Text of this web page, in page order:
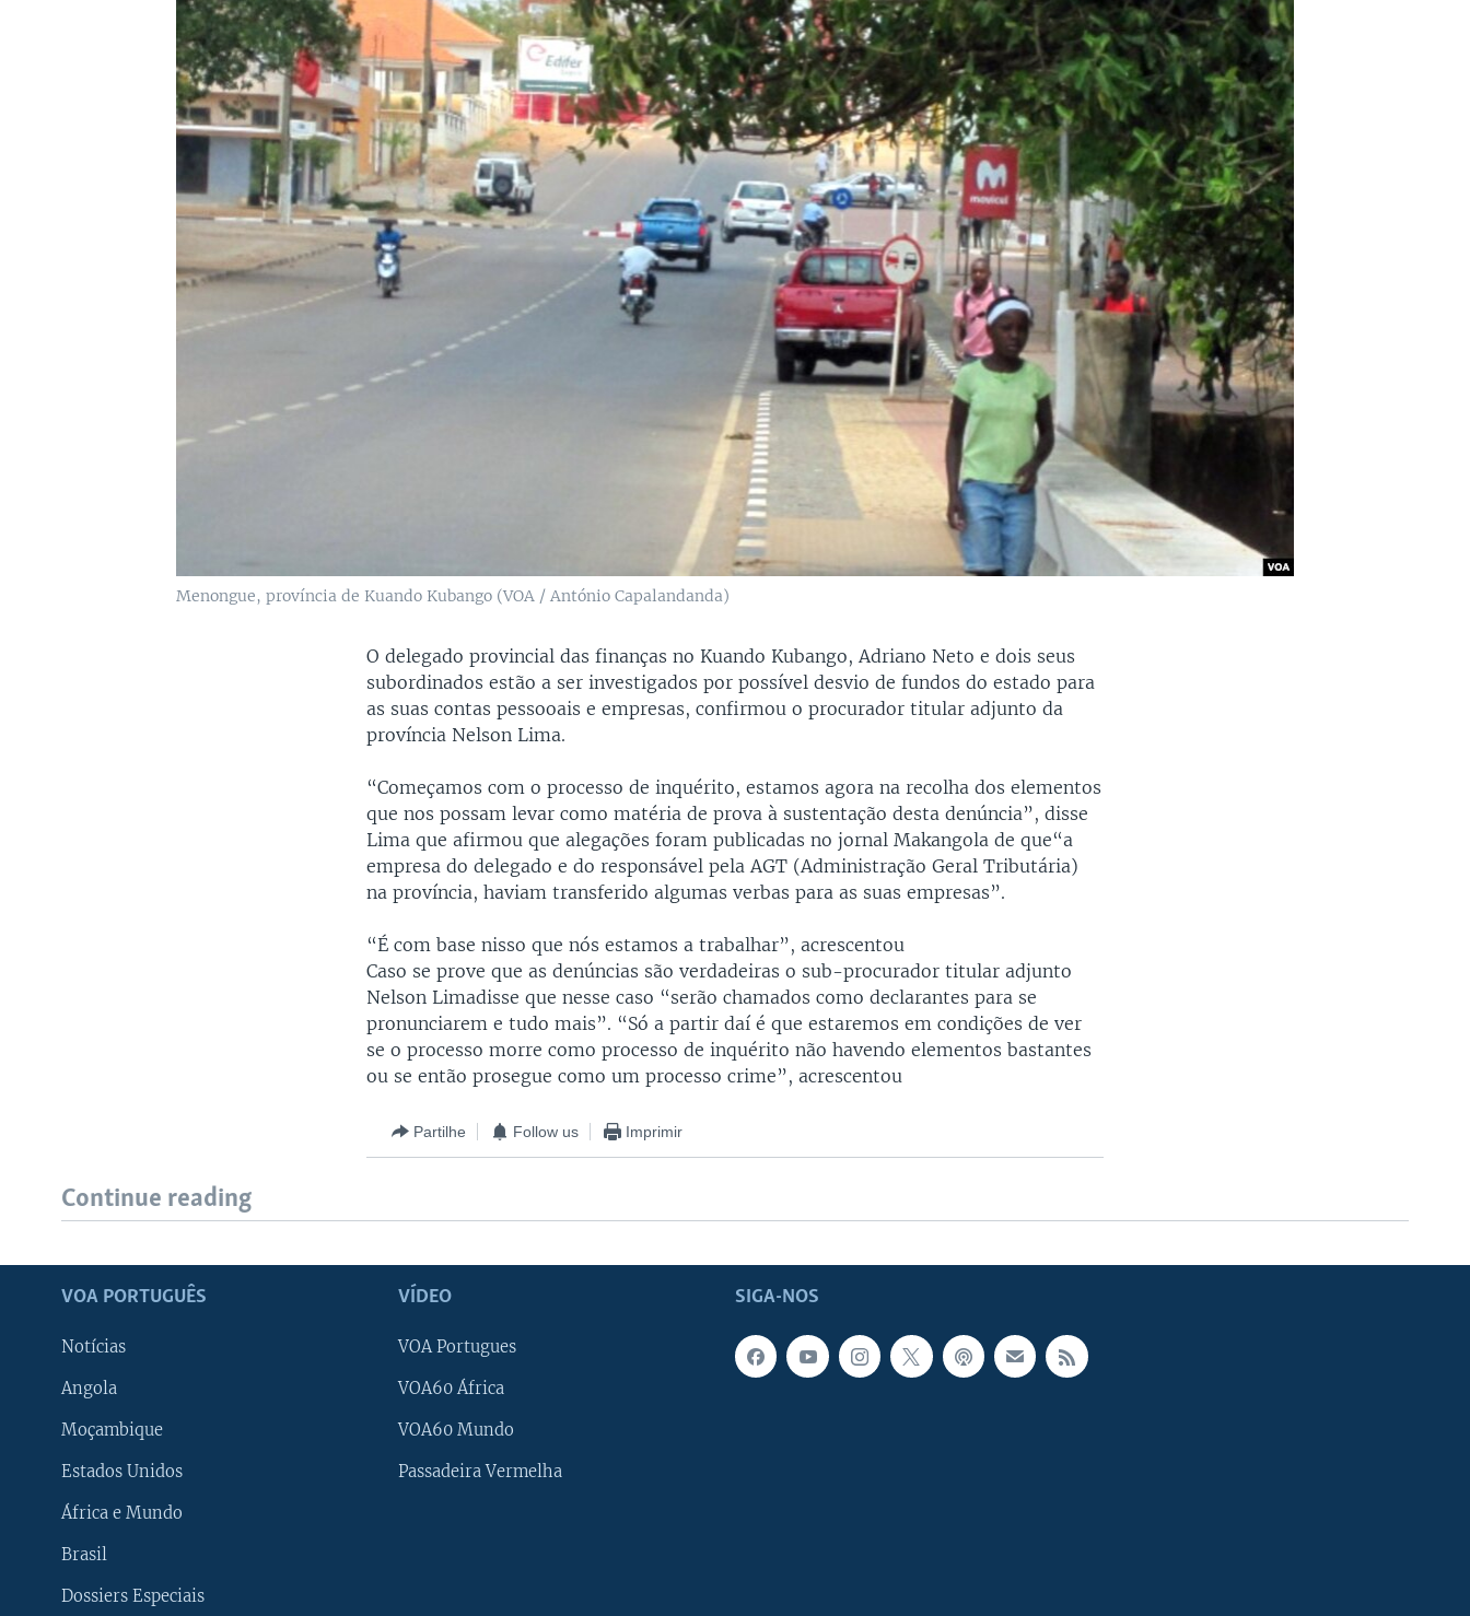
Menongue, província de Kuando Kubango (VOA / António Capalandanda)
O delegado provincial das finanças no Kuando Kubango, Adriano Neto e dois seus
subordinados estão a ser investigados por possível desvio de fundos do estado para
as suas contas pessooais e empresas, confirmou o procurador titular adjunto da
província Nelson Lima.
“Começamos com o processo de inquérito, estamos agora na recolha dos elementos
que nos possam levar como matéria de prova à sustentação desta denúncia”, disse
Lima que afirmou que alegações foram publicadas no jornal Makangola de que“a
empresa do delegado e do responsável pela AGT (Administração Geral Tributária)
na província, haviam transferido algumas verbas para as suas empresas”.
“É com base nisso que nós estamos a trabalhar”, acrescentou
Caso se prove que as denúncias são verdadeiras o sub-procurador titular adjunto
Nelson Limadisse que nesse caso “serão chamados como declarantes para se
pronunciarem e tudo mais”. “Só a partir daí é que estaremos em condições de ver
se o processo morre como processo de inquérito não havendo elementos bastantes
ou se então prosegue como um processo crime”, acrescentou
Partilhe Follow us Imprimir
Continue reading
SIGA-NOS
VOA PORTUGUÊS
Notícias
Angola
Moçambique
Estados Unidos
África e Mundo
Brasil
Dossiers Especiais
VÍDEO
VOA Portugues
VOA60 África
VOA60 Mundo
Passadeira Vermelha